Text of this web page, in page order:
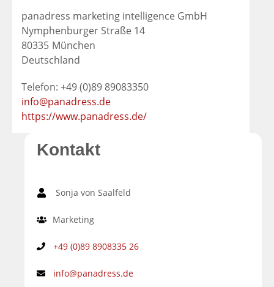
panadress marketing intelligence GmbH
Nymphenburger Straße 14
80335 München
Deutschland
Telefon: +49 (0)89 89083350
info@panadress.de
https://www.panadress.de/
Kontakt
Sonja von Saalfeld
Marketing
+49 (0)89 8908335 26
info@panadress.de